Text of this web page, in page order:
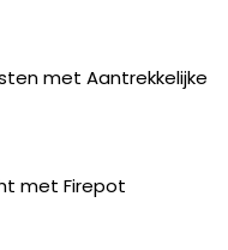
met Aantrekkelijke
met Firepot